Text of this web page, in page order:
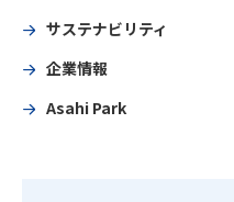
サステナビリティ
企業情報
Asahi Park